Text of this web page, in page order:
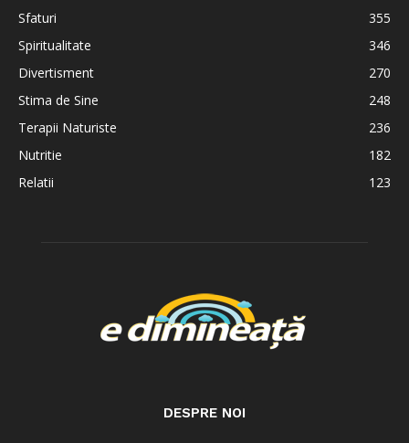
Sfaturi
355
Spiritualitate
346
Divertisment
270
Stima de Sine
248
Terapii Naturiste
236
Nutritie
182
Relatii
123
DESPRE NOI